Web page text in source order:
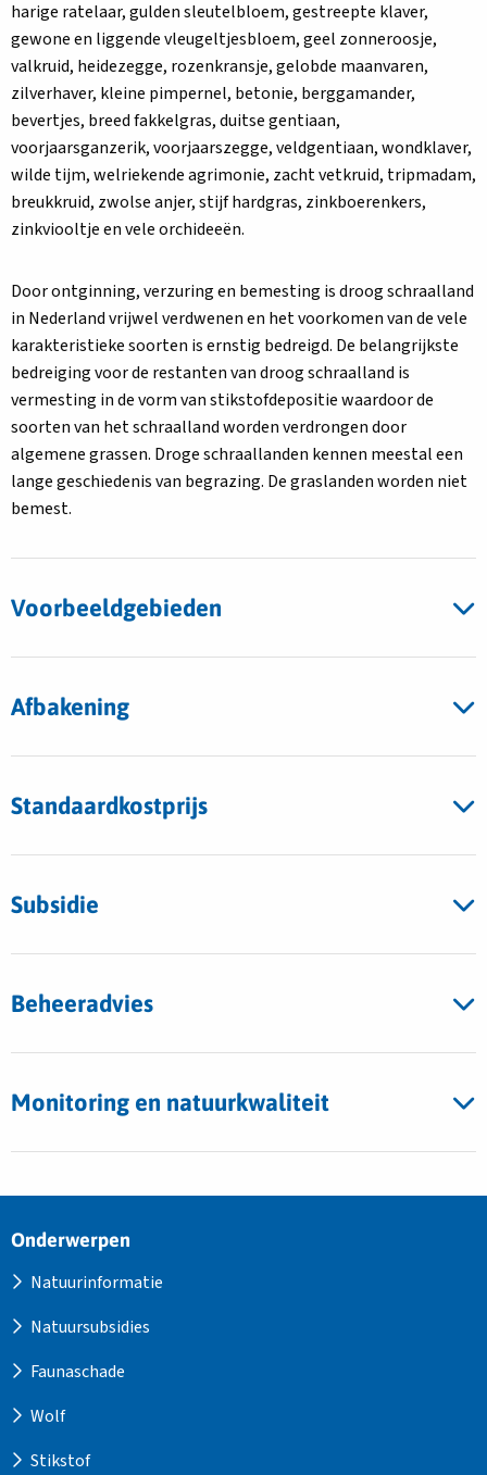
harige ratelaar, gulden sleutelbloem, gestreepte klaver,
gewone en liggende vleugeltjesbloem, geel zonneroosje,
valkruid, heidezegge, rozenkransje, gelobde maanvaren,
zilverhaver, kleine pimpernel, betonie, berggamander,
bevertjes, breed fakkelgras, duitse gentiaan,
voorjaarsganzerik, voorjaarszegge, veldgentiaan, wondklaver,
wilde tijm, welriekende agrimonie, zacht vetkruid, tripmadam,
breukkruid, zwolse anjer, stijf hardgras, zinkboerenkers,
zinkviooltje en vele orchideeën.
Door ontginning, verzuring en bemesting is droog schraalland
in Nederland vrijwel verdwenen en het voorkomen van de vele
karakteristieke soorten is ernstig bedreigd. De belangrijkste
bedreiging voor de restanten van droog schraalland is
vermesting in de vorm van stikstofdepositie waardoor de
soorten van het schraalland worden verdrongen door
algemene grassen. Droge schraallanden kennen meestal een
lange geschiedenis van begrazing. De graslanden worden niet
bemest.
Voorbeeldgebieden
Afbakening
Standaardkostprijs
Subsidie
Beheeradvies
Monitoring en natuurkwaliteit
Site
Onderwerpen
Natuurinformatie
Natuursubsidies
Faunaschade
Wolf
Stikstof